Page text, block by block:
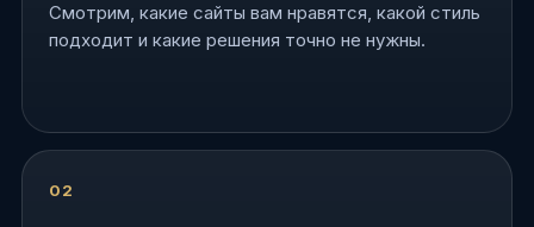
Смотрим, какие сайты вам нравятся, какой стиль
подходит и какие решения точно не нужны.